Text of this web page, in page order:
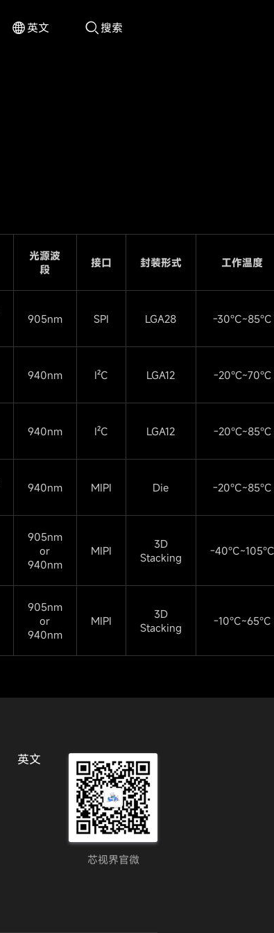
英文  搜索
光源波
段
接口 封装形式 工作温度
905nm SPI LGA28 -30°C~85°C
940nm I²C LGA12 -20℃~70℃
940nm I²C LGA12 -20℃~85℃
940nm MIPI Die -20°C~85°C
905nm
or
940nm
MIPI
3D
Stacking
-40°C~105°C
905nm
or
940nm
MIPI
3D
Stacking
-10°C~65°C
英文
芯视界官微